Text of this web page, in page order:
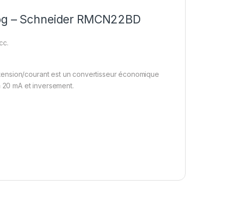
– Schneider RMCN22BD
courant est un convertisseur économique
mA et inversement.